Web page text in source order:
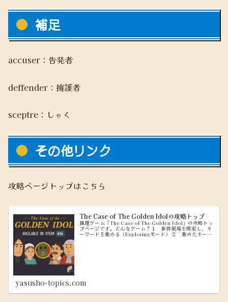
補足
accuser：告発者
deffender：擁護者
sceptre：しゃく
その他リンク
攻略ページトップはこちら
The Case of The Golden Idolの攻略トップ
推理ゲーム「The Case of The Golden Idol」の攻略トッ
プページです。どんなゲーム？１ 事件現場を探索し、キ
ーワードを集める（Exploringモード） ２ 集めたキーワ
yasusho-topics.com